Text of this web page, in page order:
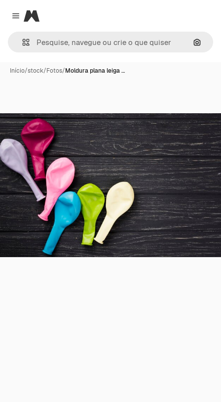
Close menu
Magnific
Início/stock/Fotos/Moldura plana leiga …